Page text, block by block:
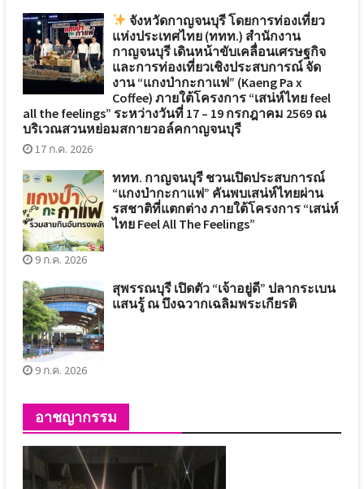
จังหวัดกาญจนบุรี โดยการท่องเที่ยว
แห่งประเทศไทย (ททท.) สำนักงาน
กาญจนบุรี เดินหน้าขับเคลื่อนเศรษฐกิจ
และการท่องเที่ยวเชิงประสบการณ์ จัด
งาน “แกงป่ากะกาแฟ” (Kaeng Pa x
Coffee) ภายใต้โครงการ “เสน่ห์ไทย feel
all the feelings” ระหว่างวันที่ 17 – 19 กรกฎาคม 2569 ณ
บริเวณสวนหย่อมสกายวอล์คกาญจนบุรี
17 ก.ค. 2026
ททท. กาญจนบุรี ชวนเปิดประสบการณ์
“แกงป่ากะกาแฟ” คันพบเสน่ห์ไทยผ่าน
รสชาติที่แตกต่าง ภายใต้โครงการ “เสน่ห์
ไทย Feel All The Feelings”
9 ก.ค. 2026
สุพรรณบุรี เปิดตัว “เจ้าอยู่ดี” ปลากระเบน
แสนรู้ ณ บึงฉวากเฉลิมพระเกียรติ
9 ก.ค. 2026
อาชญากรรม